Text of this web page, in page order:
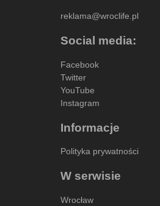
reklama@wroclife.pl
Social media:
Facebook
Twitter
YouTube
Instagram
Informacje
Polityka prywatności
W serwisie
Wrocław